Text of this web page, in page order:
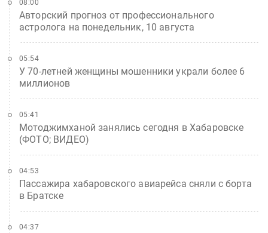
Авторский прогноз от профессионального
астролога на понедельник, 10 августа
08:00
У 70-летней женщины мошенники украли более 6
миллионов
05:54
Мотоджимханой занялись сегодня в Хабаровске
(ФОТО; ВИДЕО)
05:41
Пассажира хабаровского авиарейса сняли с борта
в Братске
04:53
04:37